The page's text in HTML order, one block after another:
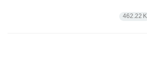
462.22 K